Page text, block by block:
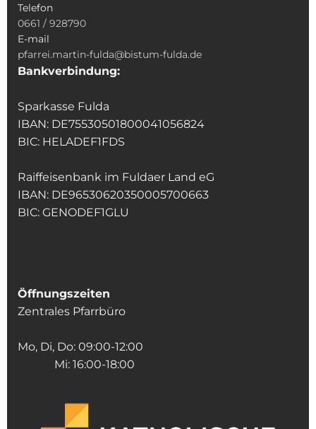
Telefon
0661 / 928790
E-mail
pfarrei.martin-fulda@bistum-fulda.de
Bankverbindung:
Sparkasse Fulda
IBAN: DE75530501800041056824
BIC: HELADEF1FDS
Raiffeisenbank im Fuldaer Land eG
IBAN: DE96530620350005700663
BIC: GENODEF1GLU
Öffnungszeiten
Zentrales Pfarrbüro
Mo, Di, Do: 09:00-12:00
Mi: 16:00-18:00